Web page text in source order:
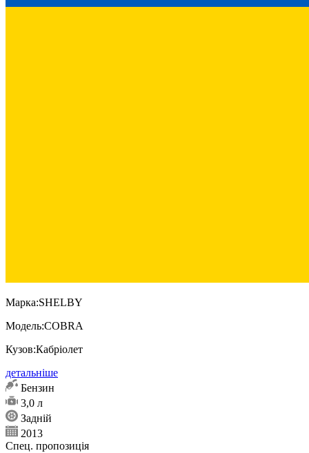
Марка:SHELBY
Модель:COBRA
Кузов:Кабріолет
детальніше
Бензин
3,0 л
Задній
2013
Спец. пропозиція